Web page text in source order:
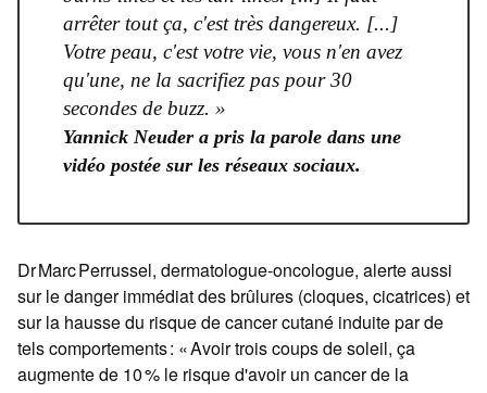
arrêter tout ça, c'est très dangereux. [...]
Votre peau, c'est votre vie, vous n'en avez
qu'une, ne la sacrifiez pas pour 30
secondes de buzz. »
Yannick Neuder a pris la parole dans une
vidéo postée sur les réseaux sociaux.
Dr Marc Perrussel, dermatologue-oncologue, alerte aussi
sur le danger immédiat des brûlures (cloques, cicatrices) et
sur la hausse du risque de cancer cutané induite par de
tels comportements : « Avoir trois coups de soleil, ça
augmente de 10 % le risque d'avoir un cancer de la